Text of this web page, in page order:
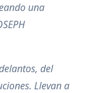
una
del
Llevan a